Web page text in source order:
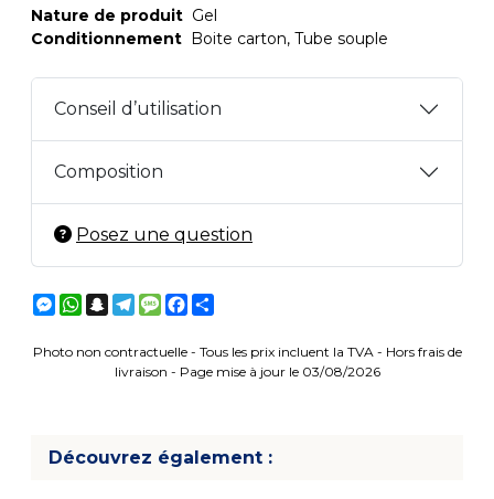
Nature de produit Gel
Conditionnement Boite carton, Tube souple
Conseil d’utilisation
Composition
Posez une question
Messenger
WhatsApp
Snapchat
Telegram
MessageFacebook
Photo non contractuelle - Tous les prix incluent la TVA - Hors frais de
livraison - Page mise à jour le 03/08/2026
Découvrez également :